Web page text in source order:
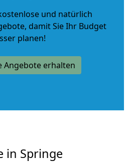
und natürlich
, damit Sie Ihr Budget
planen!
Angebote erhalten
in Springe